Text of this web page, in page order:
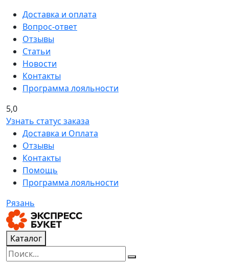
Доставка и оплата
Вопрос-ответ
Отзывы
Статьи
Новости
Контакты
Программа лояльности
5,0
Узнать статус заказа
Доставка и Оплата
Отзывы
Контакты
Помощь
Программа лояльности
Рязань
Каталог